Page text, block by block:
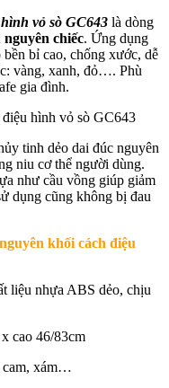
vỏ sò GC643 là dòng
chiếc. Ứng dụng
bỉ cao, chống xước, dễ
vàng, xanh, đỏ…. Phù
gia đình.
tinh dẻo dai đúc nguyên
niu cơ thể người dùng.
như cầu vồng giúp giảm
dụng cũng không bị đau
khối cách điệu
liệu nhựa ABS dẻo, chịu
cao 46/83cm
cam, xám…